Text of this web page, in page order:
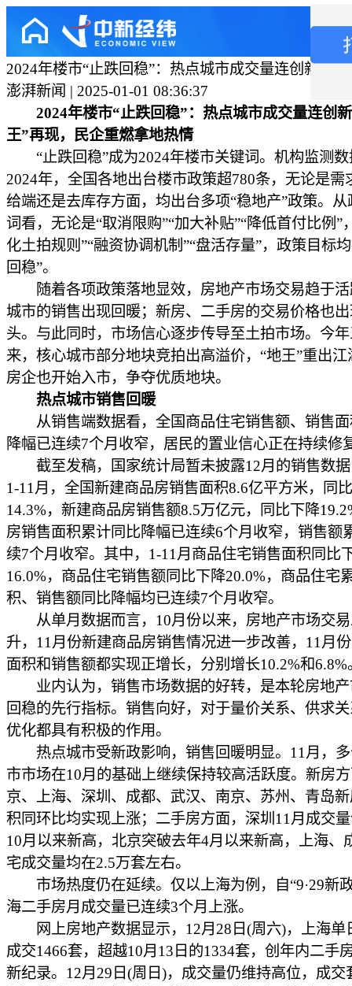
2024年楼市“止跌回稳”：热点城市成交量连创新高
澎湃新闻 | 2025-01-01 08:36:37
2024年楼市“止跌回稳”：热点城市成交量连创
王”再现，民企重燃拿地热情
“止跌回稳”成为2024年楼市关键词。机构监测数
2024年，全国各地出台楼市政策超780条，无论是需
给端还是去库存方面，均出台多项“稳地产”政策。从
词看，无论是“取消限购”“加大补贴”“降低首付比例”
化土拍规则”“融资协调机制”“盘活存量”，政策目标
回稳”。
随着各项政策落地显效，房地产市场交易趋于活
城市的销售出现回暖；新房、二手房的交易价格也
头。与此同时，市场信心逐步传导至土拍市场。今
来，核心城市部分地块竞拍出高溢价，“地王”重出江
房企也开始入市，争夺优质地块。
热点城市销售回暖
从销售端数据看，全国商品住宅销售额、销售面
降幅已连续7个月收窄，居民的置业信心正在持续修
截至发稿，国家统计局暂未披露12月的销售数据
1-11月，全国新建商品房销售面积8.6亿平方米，同
14.3%，新建商品房销售额8.5万亿元，同比下降
房销售面积累计同比降幅已连续6个月收窄，销售额
续7个月收窄。其中，1-11月商品住宅销售面积同比
16.0%，商品住宅销售额同比下降20.0%，商品住宅
积、销售额同比降幅均已连续7个月收窄。
从单月数据而言，10月份以来，房地产市场交易
升，11月份新建商品房销售情况进一步改善，11月
面积和销售额都实现正增长，分别增长10.2%和6.8%
业内认为，销售市场数据的好转，是本轮房地产
回稳的先行指标。销售向好，对于量价关系、供求
优化都具有积极的作用。
热点城市受新政影响，销售回暖明显。11月，多
市市场在10月的基础上继续保持较高活跃度。新房
京、上海、深圳、成都、武汉、南京、苏州、青岛
积同环比均实现上涨；二手房方面，深圳11月成交
10月以来新高，北京突破去年4月以来新高，上海、
宅成交量均在2.5万套左右。
市场热度仍在延续。仅以上海为例，自“9·29新
海二手房月成交量已连续3个月上涨。
网上房地产数据显示，12月28日(周六)，上海单
成交1466套，超越10月13日的1334套，创年内二手
新纪录。12月29日(周日)，成交量仍维持高位，成交